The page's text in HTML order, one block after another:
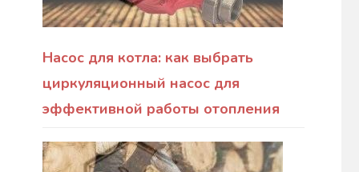
Насос для котла: как выбрать
циркуляционный насос для
эффективной работы отопления